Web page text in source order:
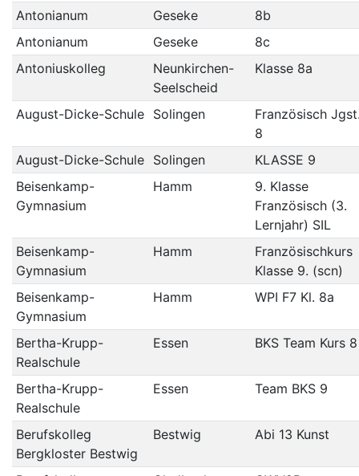
Antonianum
Geseke
8b
Antonianum
Geseke
8c
Antoniuskolleg
Neunkirchen-
Seelscheid
Klasse 8a
August-Dicke-Schule Solingen
Französisch
8
August-Dicke-Schule
Solingen
KLASSE 9
Beisenkamp-
Gymnasium
Hamm
9. Klasse
Französisch (3.
Lernjahr) SIL
Beisenkamp-
Gymnasium
Hamm
Französischkurs
Klasse 9. (scn)
Beisenkamp-
Gymnasium
Hamm WPI F7 Kl. 8a
Bertha-Krupp-
Realschule
Essen BKS Team Kurs 8
Bertha-Krupp-
Realschule
Essen Team BKS 9
Berufskolleg
Bergkloster Bestwig
Bestwig Abi 13 Kunst